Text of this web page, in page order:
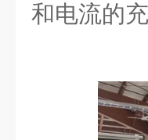
和电流的充